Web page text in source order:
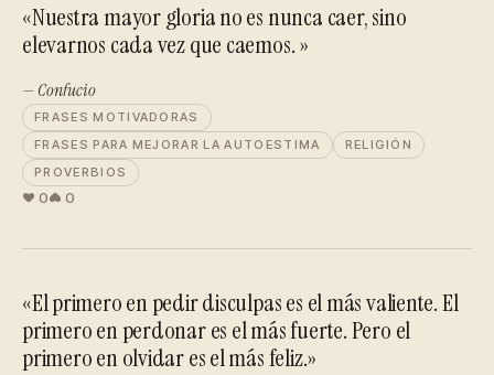
«Nuestra mayor gloria no es nunca caer, sino
elevarnos cada vez que caemos. »
— Confucio
FRASES MOTIVADORAS
FRASES PARA MEJORAR LA AUTOESTIMA
RELIGIÓN
PROVERBIOS
0 0
«El primero en pedir disculpas es el más valiente. El
primero en perdonar es el más fuerte. Pero el
primero en olvidar es el más feliz.»